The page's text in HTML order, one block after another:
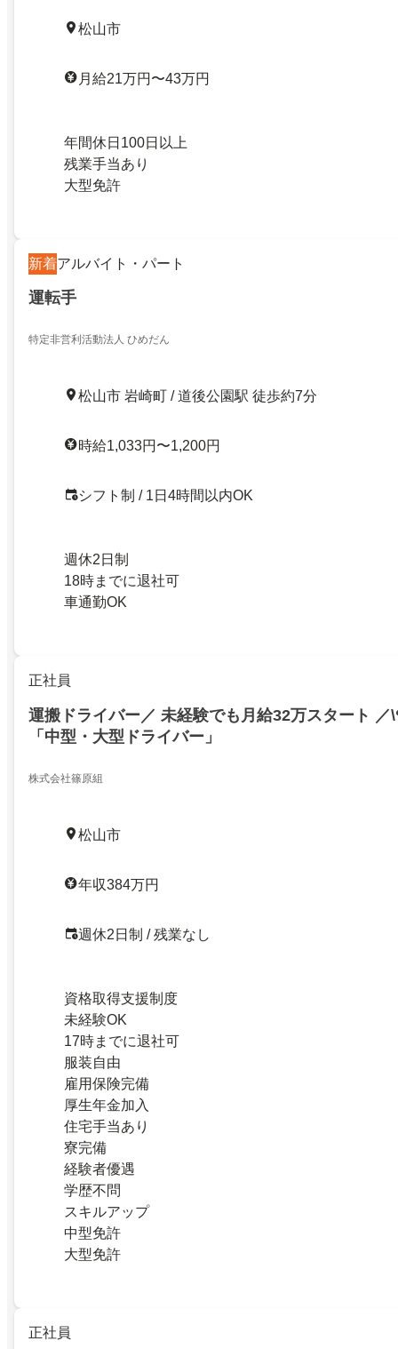
松山市
月給21万円〜43万円
年間休日100日以上
残業手当あり
大型免許
新着アルバイト・パート
運転手
特定非営利活動法人 ひめだん
松山市 岩崎町 / 道後公園駅 徒歩約7分
時給1,033円〜1,200円
シフト制 / 1日4時間以内OK
週休2日制
18時までに退社可
車通勤OK
正社員
運搬ドライバー／ 未経験でも月給32万スタート ／\٩「๑❛ᴗ❛๑」۶／
「中型・大型ドライバー」
株式会社篠原組
松山市
年収384万円
週休2日制 / 残業なし
資格取得支援制度
未経験OK
17時までに退社可
服装自由
雇用保険完備
厚生年金加入
住宅手当あり
寮完備
経験者優遇
学歴不問
スキルアップ
中型免許
大型免許
正社員